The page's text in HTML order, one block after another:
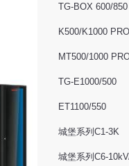
TG-BOX 600/850
K500/K1000 PRO
MT500/1000
TG-E1000/500
ET1100/550
城堡系列C1-3K
城堡系列C6-